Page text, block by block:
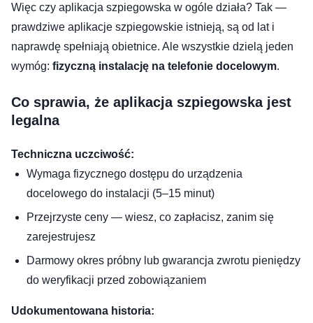
Więc czy aplikacja szpiegowska w ogóle działa? Tak —
prawdziwe aplikacje szpiegowskie istnieją, są od lat i
naprawdę spełniają obietnice. Ale wszystkie dzielą jeden
wymóg: fizyczną instalację na telefonie docelowym.
Co sprawia, że aplikacja szpiegowska jest
legalna
Techniczna uczciwość:
Wymaga fizycznego dostępu do urządzenia
docelowego do instalacji (5–15 minut)
Przejrzyste ceny — wiesz, co zapłacisz, zanim się
zarejestrujesz
Darmowy okres próbny lub gwarancja zwrotu pieniędzy
do weryfikacji przed zobowiązaniem
Udokumentowana historia: